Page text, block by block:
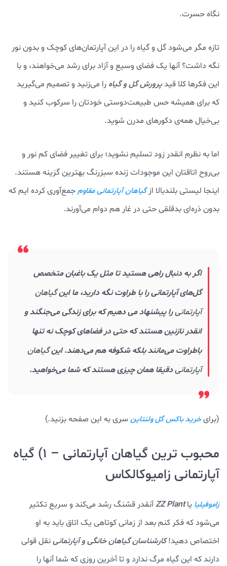
نگاه حسرت.
تازه مگر می‌شود گل و گیاه را در این آپارتمان‌های کوچک و بدون نور
نگه داشت؟ آنها یک فضای وسیع و آزاد برای رشد می‌خواهند، و با
این فکرها کلا قیدپرورش گل و گیاه را می‌زنید و تصمیم می‌گیرید
که برای همیشه حس طبیعت‌دوستی خودتان را سرکوب کنید و
بی‌خیال همه‌ی دکورهای مدرن شوید.
اما به نظرم انقدر زود تسلیم نشوید؛ برای تغییر فضای کم نور و
بی‌روح اتاقتان این موجودات زنده سبزرنگ بهترین گزینه هستند.
اینجا لیستی بلندبالا ازگیاهان آپارتمانی مقاومجمع‌آوری کرده ایم که
بدون ذره‌ای بدقلقی حتی در غار هم دوام می‌آورند.
اگر به دنبال راهی هستید تا مثل یک باغبان متخصص
گل‌های آپارتمانی را با طراوت نگه دارید، ما اینگیاهان
آپارتمانیرا پیشنهاد می دهیم که برای زندگی می‌جنگند و
انقدر نازنین هستند که حتی در فضاهای کوچک نه تنها
باطراوت می‌مانند بلکه شکوفه هم می‌دهند. اینگیاهان
آپارتمانیدقیقا همان چیزی هستند که شما می‌خواهید.
(برایخرید باکس گل ولنتاین سری به این صفحه بزنید.)
محبوب ترین گیاهان آپارتمانی – ۱) گیاه
آپارتمانی زامیوکالکاس
زاموفیلیا یاZZ Plantآنقدر قشنگ رشد می‌کند و سریع تکثیر
می‌شود که فکر کنم بعد از زمانی کوتاهی یک اتاق باید به او
اختصاص دهید!کارشناسان گیاهان خانگی و آپارتمانینقل قولی
دارند که این گیاه مرگ ندارد و تا آخرین روزی که شما آنها را